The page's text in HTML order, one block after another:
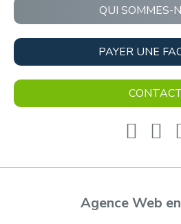
QUI SOMMES-
PAYER UNE
Agence Web